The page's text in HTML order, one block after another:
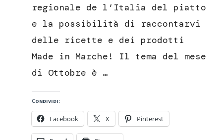
con
al
vino
regionale de l’Italia del piatto
e la possibilità di raccontarvi
delle ricette e dei prodotti
Made in Marche! Il tema del mese
di Ottobre è …
Condividi:
Facebook X Pinterest